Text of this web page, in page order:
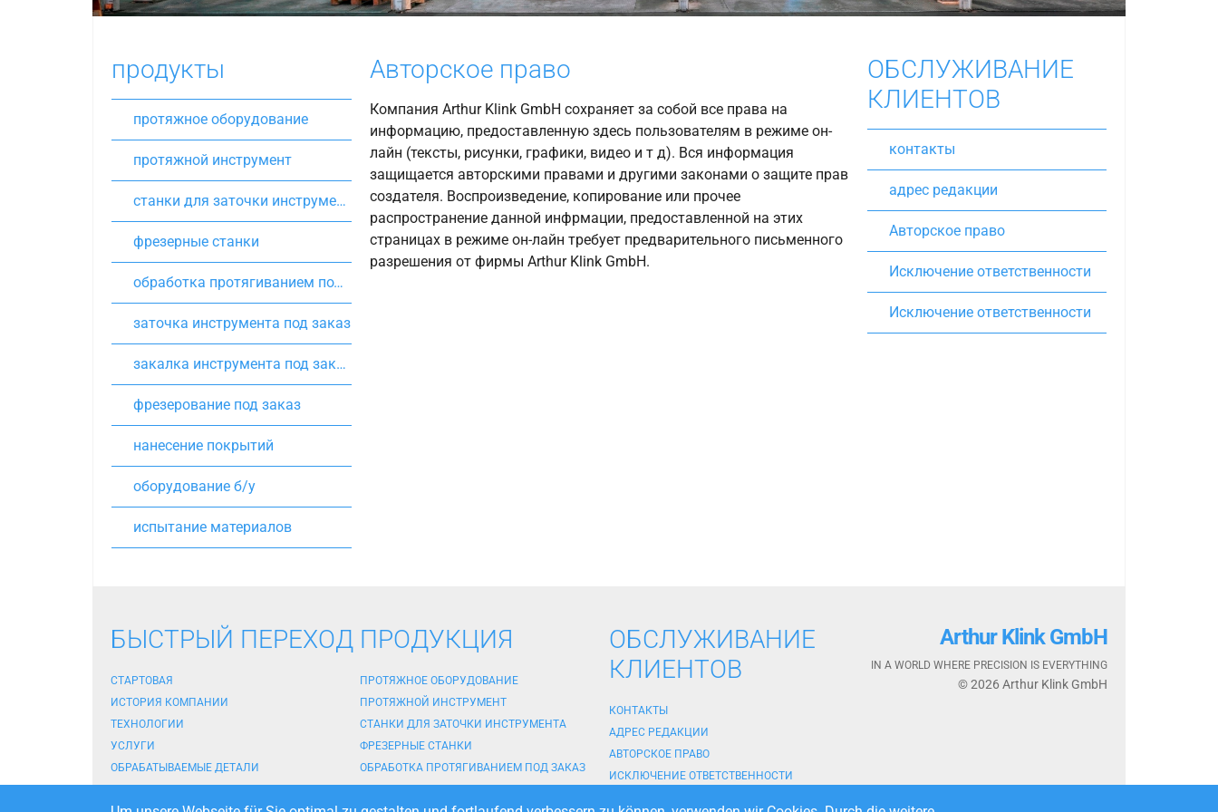
Авторское право
Компания Arthur Klink GmbH сохраняет за собой все права на
информацию, предоставленную здесь пользователям в режиме он-
лайн (тексты, рисунки, графики, видео и т д). Вся информация
защищается авторскими правами и другими законами о защите прав
создателя. Воспроизведение, копирование или прочее
распространение данной инфрмации, предоставленной на этих
страницах в режиме он-лайн требует предварительного письменного
разрешения от фирмы Arthur Klink GmbH.
продукты
протяжное оборудование
протяжной инструмент
станки для заточки инструмента
фрезерные станки
обработка протягиванием под заказ
заточка инструмента под заказ
закалка инструмента под заказ
фрезерование под заказ
нанесение покрытий
оборудование б/у
испытание материалов
ОБСЛУЖИВАНИЕ
КЛИЕНТОВ
контакты
адрес редакции
Авторское право
Исключение ответственности
Исключение ответственности
БЫСТРЫЙ ПЕРЕХОД
СТАРТОВАЯ
ИСТОРИЯ КОМПАНИИ
ТЕХНОЛОГИИ
УСЛУГИ
ОБРАБАТЫВАЕМЫЕ ДЕТАЛИ
ПРОДУКЦИЯ
ПРОТЯЖНОЕ ОБОРУДОВАНИЕ
ПРОТЯЖНОЙ ИНСТРУМЕНТ
СТАНКИ ДЛЯ ЗАТОЧКИ ИНСТРУМЕНТА
ФРЕЗЕРНЫЕ СТАНКИ
ОБРАБОТКА ПРОТЯГИВАНИЕМ ПОД ЗАКАЗ
ОБСЛУЖИВАНИЕ
КЛИЕНТОВ
КОНТАКТЫ
АДРЕС РЕДАКЦИИ
АВТОРСКОЕ ПРАВО
ИСКЛЮЧЕНИЕ ОТВЕТСТВЕННОСТИ
Arthur Klink GmbH
IN A WORLD WHERE PRECISION IS EVERYTHING
© 2026 Arthur Klink GmbH